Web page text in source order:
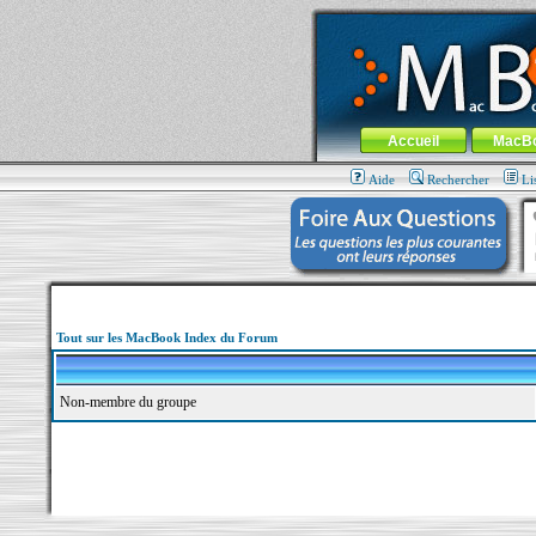
MacBook-fr.com : 100% Apple... 100%
Aller au contenu-Aller au menu
Menu général
Accueil
Aide Rechercher
Tout sur les MacBook Index du Forum
Non-membre du groupe